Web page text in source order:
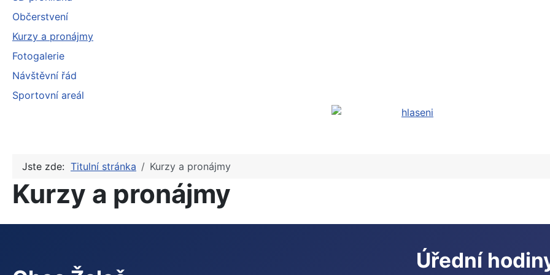
Občerstvení
Kurzy a pronájmy
Fotogalerie
Návštěvní řád
Sportovní areál
Jste zde: Titulní stránka Kurzy a pronájmy
Kurzy a pronájmy
Úřední